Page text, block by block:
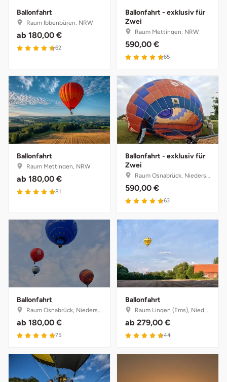
Ballonfahrt
Raum Ibbenbüren, NRW
ab 180,00 €
4.7 von 5
62
Ballonfahrt - exklusiv für
Zwei
Raum Mettingen, NRW
590,00 €
4.8 von 5
65
Ballonfahrt
Raum Mettingen, NRW
ab 180,00 €
4.8 von 5
81
Ballonfahrt - exklusiv für
Zwei
Raum Osnabrück, Niedersachsen
590,00 €
4.8 von 5
63
Ballonfahrt
Raum Osnabrück, Niedersachsen
ab 180,00 €
4.9 von 5
75
Ballonfahrt
Raum Lingen (Ems), Niedersachsen
ab 279,00 €
4.7 von 5
44